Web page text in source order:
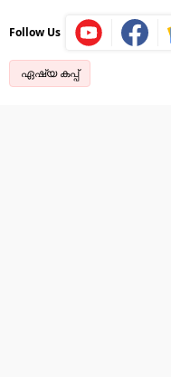
Follow Us
ഏഷ്യ കപ്പ്